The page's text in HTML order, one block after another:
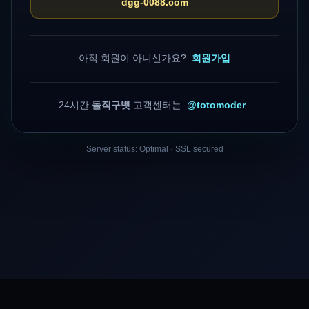
아직 회원이 아니신가요? 회원가입
24시간 돌직구벳 고객센터는 @totomoder
Server status: Optimal · SSL secured